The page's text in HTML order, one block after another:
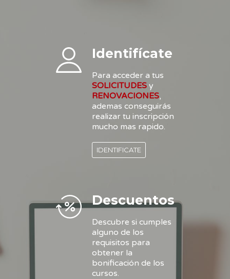
Identifícate
Para acceder a tus
SOLICITUDES y
RENOVACIONES,
ademas conseguirás
realizar tu inscripción
mucho mas rapido.
IDENTIFICATE
Descuentos
Descubre si cumples
alguno de los
requisitos para
obtener la
bonificación de los
cursos.